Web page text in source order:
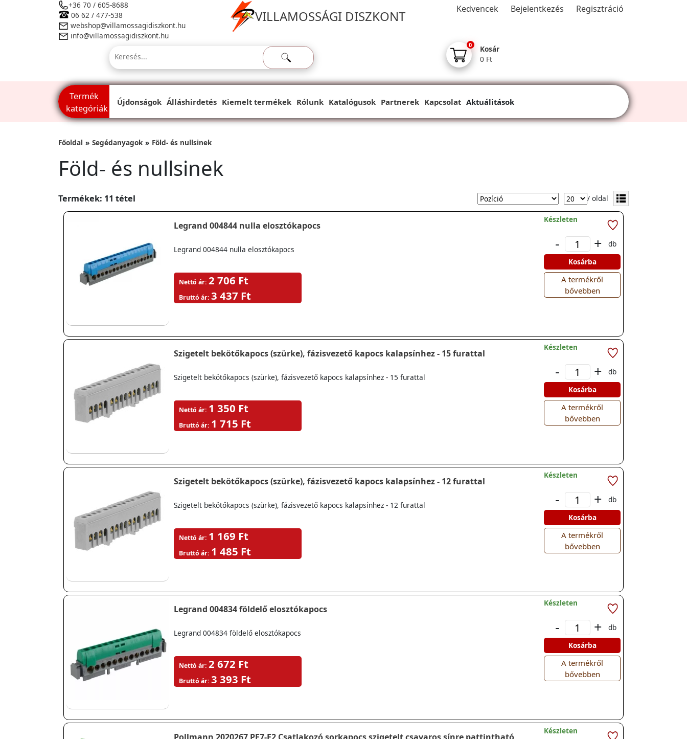
+36 70 / 605-8688
06 62 / 477-538
webshop@villamossagidiszkont.hu
info@villamossagidiszkont.hu
VILLAMOSSÁGI DISZKONT Kedvencek Bejelentkezés Regisztráció
0
Kosár
0 Ft
Termék
kategóriák
Újdonságok Álláshirdetés Kiemelt termékek Rólunk Katalógusok Partnerek Kapcsolat Aktuálitások
Főoldal Segédanyagok Föld- és nullsinek
Föld- és nullsinek
Termékek: 11 tétel / oldal
Legrand 004844 nulla elosztókapocs
Legrand 004844 nulla elosztókapocs
Nettó ár: 2 706 Ft
Bruttó ár: 3 437 Ft
Készleten
- +
db
Kosárba
A termékről
bővebben
Szigetelt bekötőkapocs (szürke), fázisvezető kapocs kalapsínhez - 15 furattal
Szigetelt bekötőkapocs (szürke), fázisvezető kapocs kalapsínhez - 15 furattal
Nettó ár: 1 350 Ft
Bruttó ár: 1 715 Ft
Készleten
- +
db
Kosárba
A termékről
bővebben
Szigetelt bekötőkapocs (szürke), fázisvezető kapocs kalapsínhez - 12 furattal
Szigetelt bekötőkapocs (szürke), fázisvezető kapocs kalapsínhez - 12 furattal
Nettó ár: 1 169 Ft
Bruttó ár: 1 485 Ft
Készleten
- +
db
Kosárba
A termékről
bővebben
Legrand 004834 földelő elosztókapocs
Legrand 004834 földelő elosztókapocs
Nettó ár: 2 672 Ft
Bruttó ár: 3 393 Ft
Készleten
- +
db
Kosárba
A termékről
bővebben
Készleten